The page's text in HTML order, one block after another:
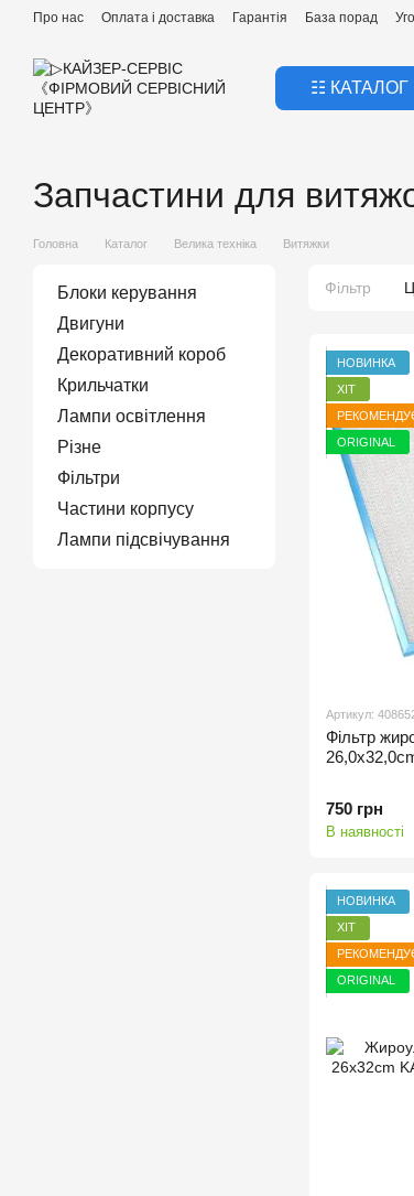
Перейти к основному контенту
Про нас Оплата і доставка Гарантія База порад
☷ КАТАЛОГ
Запчастини для
Головна Каталог Велика техніка Витяжки
Фільтр
НОВИНКА
ХІТ
ORIGINAL
Артикул:
Фільтр
750 грн
В наявності
НОВИНКА
ХІТ
ORIGINAL
Блоки керування
Двигуни
Декоративний короб
Крильчатки
Лампи освітлення
Різне
Фільтри
Частини корпусу
Лампи підсвічування